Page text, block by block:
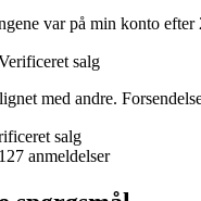
var på min konto
salg
med andre.
salg
anmeldelser